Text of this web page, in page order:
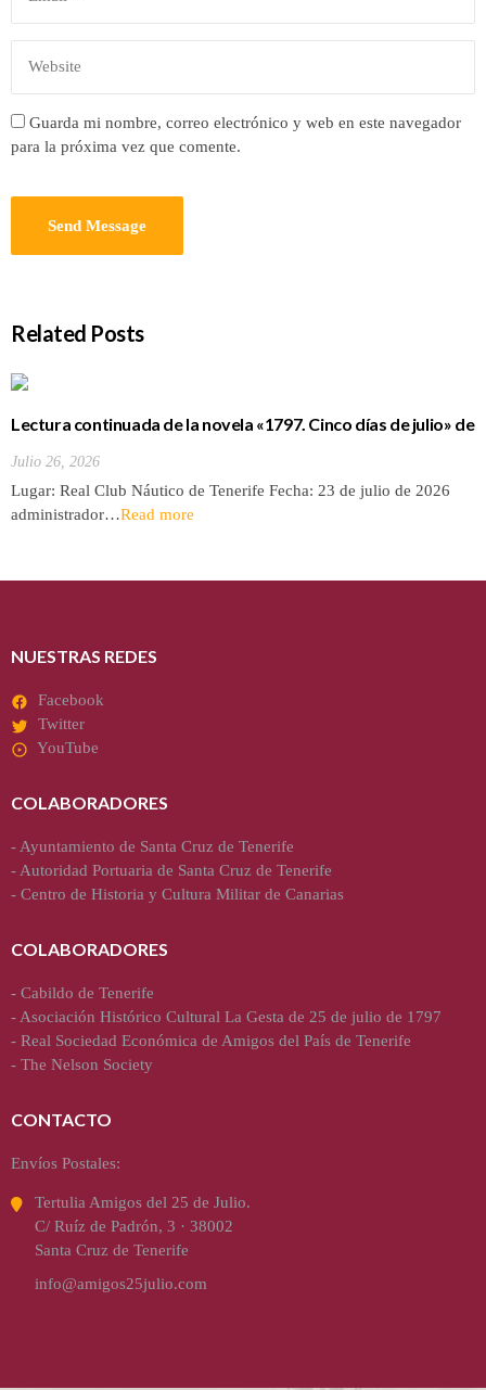
Guarda mi nombre, correo electrónico y web en este navegador
para la próxima vez que comente.
Related Posts
Lectura continuada de la novela «1797. Cinco días de julio» de
Julio 26, 2026
Lugar: Real Club Náutico de Tenerife Fecha: 23 de julio de 2026
administrador…Read more
NUESTRAS REDES
Facebook
Twitter
YouTube
COLABORADORES
-Ayuntamiento de Santa Cruz de Tenerife
-Autoridad Portuaria de Santa Cruz de Tenerife
- Centro de Historia y Cultura Militar de Canarias
COLABORADORES
- Cabildo de Tenerife
-Asociación Histórico Cultural La Gesta de 25 de julio de 1797
- Real Sociedad Económica de Amigos del País de Tenerife
- The Nelson Society
CONTACTO
Envíos Postales:
Tertulia Amigos del 25 de Julio.
C/ Ruíz de Padrón, 3 · 38002
Santa Cruz de Tenerife
info@amigos25julio.com